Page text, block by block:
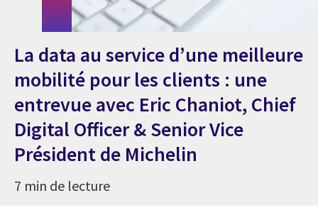
La data au service d’une meilleure
mobilité pour les clients : une
entrevue avec Eric Chaniot, Chief
Digital Officer & Senior Vice
Président de Michelin
7 min de lecture